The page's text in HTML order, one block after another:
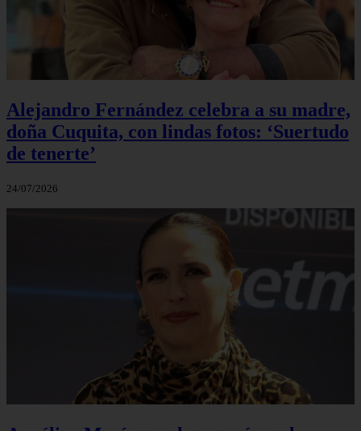
Alejandro Fernández celebra a su madre,
doña Cuquita, con lindas fotos: ‘Suertudo
de tenerte’
24/07/2026